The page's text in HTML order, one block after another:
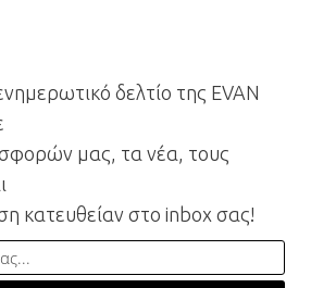
δελτίο της EVAN
μας, τα νέα, τους
κατευθείαν στο inbox σας!